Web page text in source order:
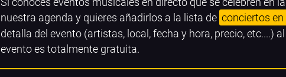
nuestra agenda y quieres añadirlos a la lista de conciertos en
detalla del evento (artistas, local, fecha y hora, precio, etc....) al
evento es totalmente gratuita.